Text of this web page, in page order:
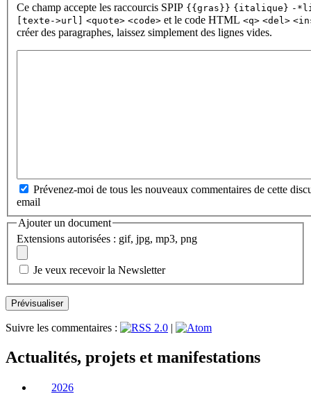
Ce champ accepte les raccourcis SPIP {{gras}} {italique} -
[texte->url] <quote> <code> et le code HTML <q> <del>
créer des paragraphes, laissez simplement des lignes vides.
Prévenez-moi de tous les nouveaux commentaires de cette
email
Ajouter un document
Extensions autorisées : gif, jpg, mp3, png
Je veux recevoir la Newsletter
Suivre les commentaires : |
Actualités, projets et manifestations
2026